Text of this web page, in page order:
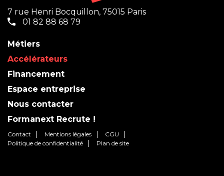
7 rue Henri Bocquillon, 75015 Paris
01 82 88 68 79
Métiers
Accélérateurs
Financement
Espace entreprise
Nous contacter
Formanext Recrute !
Contact Mentions légales
CGU
Politique de confidentialité
Plan de site